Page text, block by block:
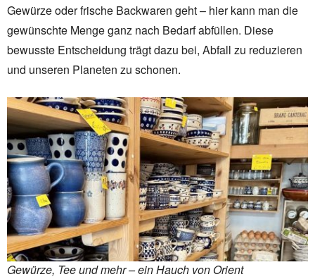
Gewürze oder frische Backwaren geht – hier kann man die
gewünschte Menge ganz nach Bedarf abfüllen. Diese
bewusste Entscheidung trägt dazu bei, Abfall zu reduzieren
und unseren Planeten zu schonen.
Gewürze, Tee und mehr – ein Hauch von Orient